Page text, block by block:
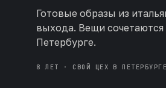
Готовые образы из
выхода. Вещи
Петербурге.
8 ЛЕТ · СВОЙ ЦЕХ В